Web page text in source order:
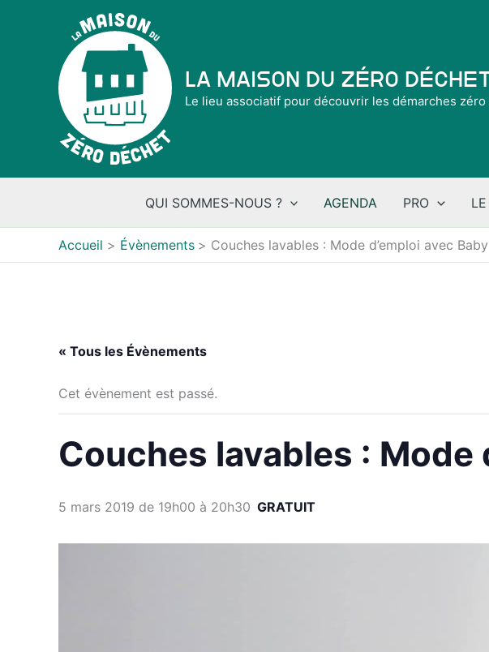
La Maison du Zéro
Le lieu associatif pour découvrir les démarches
QUI SOMMES-NOUS ? AGENDA PRO
Accueil Évènements Couches lavables : Mode d’emploi avec
« Tous les Évènements
Cet évènement est passé.
Couches lavables : Mode
5 mars 2019 de 19h00 à 20h30 GRATUIT